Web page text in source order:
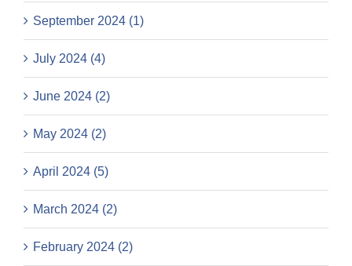
September 2024 (1)
July 2024 (4)
June 2024 (2)
May 2024 (2)
April 2024 (5)
March 2024 (2)
February 2024 (2)